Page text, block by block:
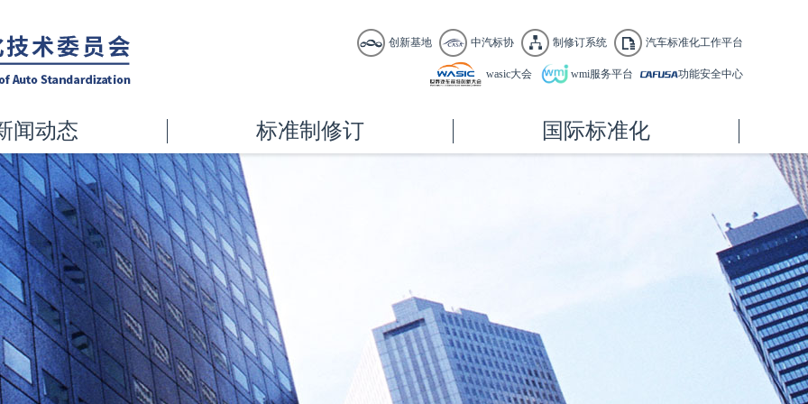
创新基地 中汽标协 制修订系统 汽车标准化工作平台
wasic大会 wmi服务平台 功能安全中心
闻动态 标准制修订 国际标准化